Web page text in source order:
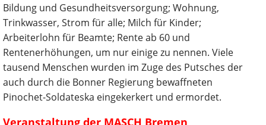
Bildung und Gesundheitsversorgung; Wohnung,
Trinkwasser, Strom für alle; Milch für Kinder;
Arbeiterlohn für Beamte; Rente ab 60 und
Rentenerhöhungen, um nur einige zu nennen. Viele
tausend Menschen wurden im Zuge des Putsches der
auch durch die Bonner Regierung bewaffneten
Pinochet-Soldateska eingekerkert und ermordet.
Veranstaltung der MASCH Bremen